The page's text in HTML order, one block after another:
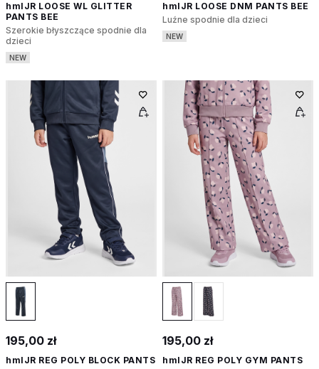
hmlJR LOOSE WL GLITTER
PANTS BEE
Szerokie błyszczące spodnie dla
dzieci
NEW
hmlJR LOOSE DNM PANTS BEE
Luźne spodnie dla dzieci
NEW
195,00 zł
hmlJR REG POLY BLOCK PANTS
195,00 zł
hmlJR REG POLY GYM PANTS